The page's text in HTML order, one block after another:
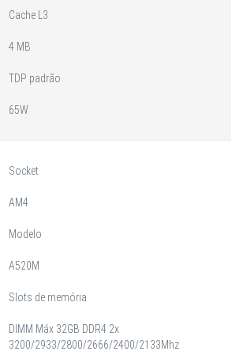
Cache L3
4 MB
TDP padrão
65W
Socket
AM4
Modelo
A520M
Slots de memória
DIMM Máx 32GB DDR4 2x
3200/2933/2800/2666/2400/2133Mhz